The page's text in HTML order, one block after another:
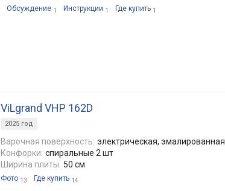
Обсуждение 1 Инструкции 1 Где купить 1
ViLgrand VHP 162D
2025 год
Варочная поверхность: электрическая, эмалированная
Конфорки: спиральные 2 шт
Ширина плиты: 50 см
Фото 13 Где купить 14